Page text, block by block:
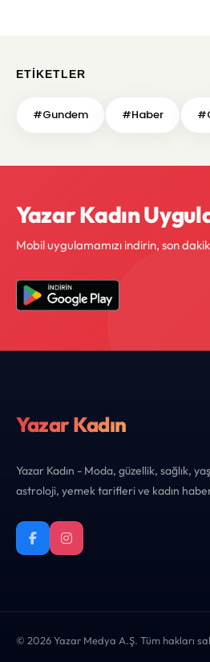
ETIKETLER
#Gundem #Haber
Yazar Kadın
Mobil uygulamamızı indirin, son
Yazar Kadın
Yazar Kadın - Moda, güzellik, sağlık,
astroloji, yemek tarifleri ve kadın
© 2026 Yazar Medya A.Ş. Tüm hakları